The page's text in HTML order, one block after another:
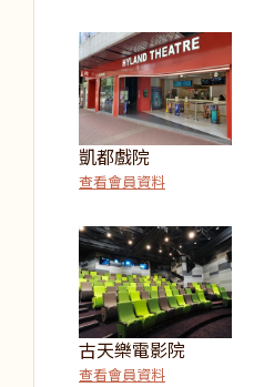
凱都戲院
查看會員資料
古天樂電影院
查看會員資料